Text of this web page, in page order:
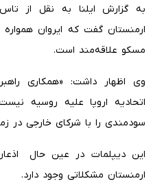
به گزارش ایلنا به نقل از
ارمنستان گفت که ایروان
مسکو علاقه‌مند است.
وی اظهار داشت: «همکاری
اتحادیه اروپا علیه روسیه
سودمندی را با شرکای خارجی در
این دیپلمات در عین حال
ارمنستان مشکلاتی وجود دارد.